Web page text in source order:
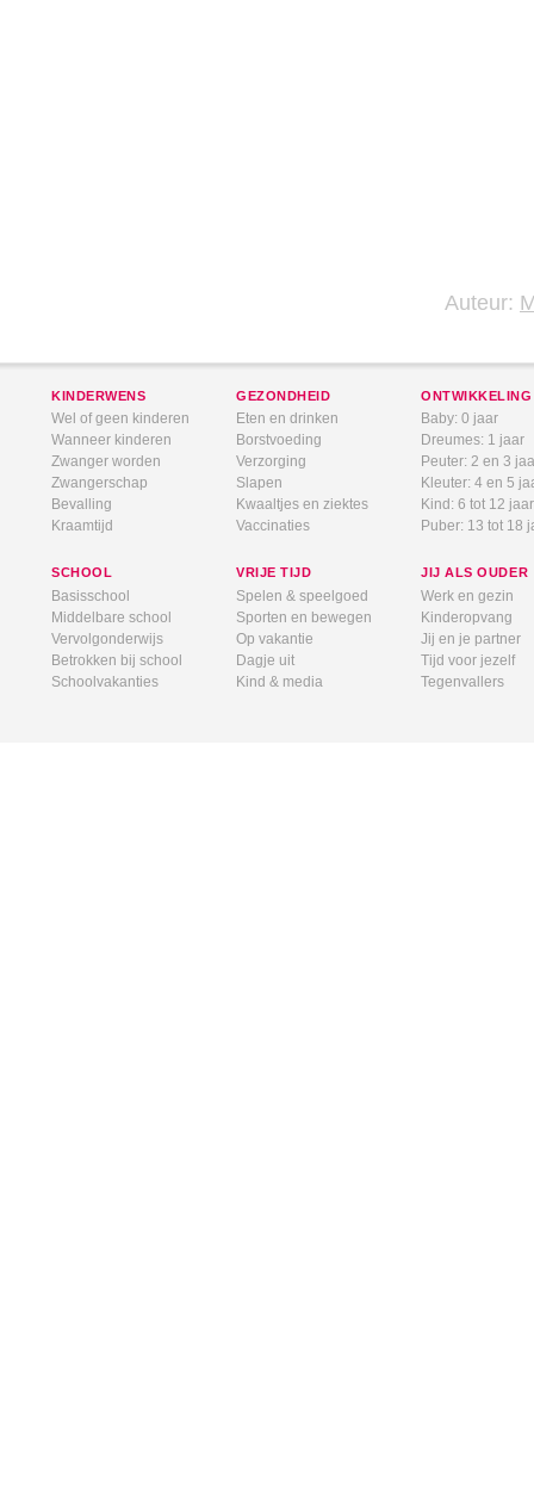
Auteur:
KINDERWENS
Wel of geen kinderen
Wanneer kinderen
Zwanger worden
Zwangerschap
Bevalling
Kraamtijd
GEZONDHEID
Eten en drinken
Borstvoeding
Verzorging
Slapen
Kwaaltjes en ziektes
Vaccinaties
ONTWIKKELING
Baby: 0 jaar
Dreumes: 1 jaar
Peuter: 2 en 3
Kleuter: 4 en 5
Kind: 6 tot 12 jaar
Puber: 13 tot 18
SCHOOL
Basisschool
Middelbare school
Vervolgonderwijs
Betrokken bij school
Schoolvakanties
VRIJE TIJD
Spelen & speelgoed
Sporten en bewegen
Op vakantie
Dagje uit
Kind & media
JIJ ALS OUDER
Werk en gezin
Kinderopvang
Jij en je partner
Tijd voor jezelf
Tegenvallers